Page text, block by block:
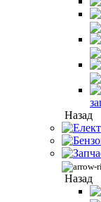
Назад
Назад